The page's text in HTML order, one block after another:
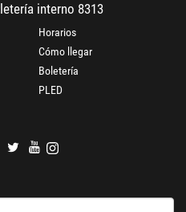
interno 8313
Horarios
Cómo llegar
Boletería
PLED